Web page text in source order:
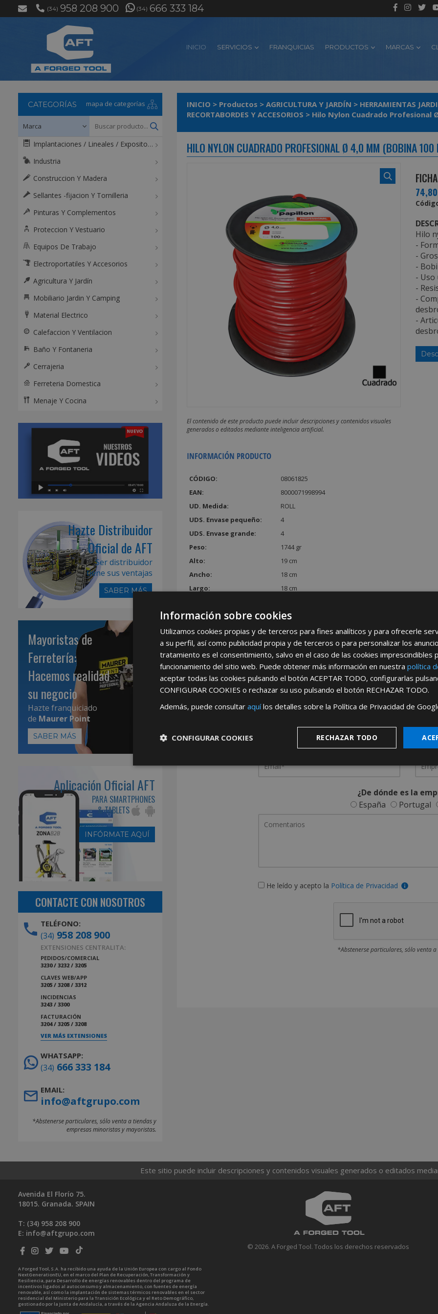
(34) 958 208 900 (34) 666 333 184
INICIO SERVICIOS FRANQUICIAS PRODUCTOS MARCAS
INICIO > Productos > AGRICULTURA Y JARDÍN > HERRAMIENTAS
RECORTABORDES Y ACCESORIOS >
HILO NYLON CUADRADO PROFESIONAL Ø 4,0 MM (BOBINA 100
El contenido de este producto puede incluir descripciones y contenidos visuales
generados o editados mediante inteligencia artificial.
INFORMACIÓN PRODUCTO
CÓDIGO:
08061825
EAN:
8000071998994
UD. Medida:
ROLL
UDS. Envase pequeño:
4
UDS. Envase grande:
4
Peso:
1744 gr
Alto:
19 cm
Ancho:
18 cm
Largo:
18 cm
Hilo
-
-
-
- Uso
-
-
-
REGÍSTRATE PARA HACERTE
Desdeaquípodrá ver todas las
Rellene este formulario y nos pondremos en contacto
¿De dónde es la
España
Portugal
He leído y acepto la Política de Privacidad
*Abstenerse particulares, sólo venta
CATEGORÍAS mapa de categorías
Implantaciones / Lineales / Expositores / Mostradores
Industria
Construccion Y Madera
Sellantes -fijacion Y Tornilleria
Pinturas Y Complementos
Proteccion Y Vestuario
Equipos De Trabajo
Electroportatiles Y Accesorios
Agricultura Y Jardín
Mobiliario Jardin Y Camping
Material Electrico
Calefaccion Y Ventilacion
Baño Y Fontaneria
Cerrajeria
Ferreteria Domestica
Menaje Y Cocina
Hazte Distribuidor
Oficial de AFT
Ser distribuidor
tiene sus ventajas
SABER MÁS
Mayoristas de
Ferretería:
Hacemos realidad
su negocio
Hazte franquiciado
de Maurer Point
SABER MÁS
Aplicación Oficial AFT
PARA SMARTPHONES
& TABLETS
INFÓRMATE AQUÍ
CONTACTE CON NOSOTROS
TELÉFONO:
(34) 958 208 900
EXTENSIONES CENTRALITA:
PEDIDOS/COMERCIAL
3230 / 3232 / 3205
CLAVES WEB/APP
3205 / 3208 / 3312
INCIDENCIAS
3243 / 3300
FACTURACIÓN
3204 / 3205 / 3208
VER MÁS EXTENSIONES
WHATSAPP:
(34) 666 333 184
EMAIL:
info@aftgrupo.com
*Abstenerse particulares, sólo venta a tiendas y
empresas minoristas y mayoristas.
Este sitio puede incluir descripciones y contenidos visuales generados o editados
© 2026. A Forged Tool. Todos los derechos reservados
Avenida El Florío 75.
18015. Granada. SPAIN
T: (34) 958 208 900
E: info@aftgrupo.com
A Forged Tool, S.A. ha recibido una ayuda de la Unión Europea con cargo al Fondo
NextGenerationEU, en el marco del Plan de Recuperación, Transformación y
Resiliencia, para Desarrollo de energías renovables dentro del programa de
incentivos ligados al autoconsumo y almacenamiento, con fuentes de energía
renovable, así como la implantación de sistemas térmicos renovables en el sector
residencial del Ministerio para la Transición Ecológica y el Reto Demográfico,
gestionado por la Junta de Andalucía, a través de la Agencia Andaluza de la Energía.
Información sobre cookies
Utilizamos cookies propias y de terceros para fines analíticos y para ofrecerle
a su perfil, así como publicidad propia y de terceros o para personalizar los
tratamiento es el consentimiento, salvo en el caso de las cookies imprescindibles
funcionamiento del sitio web. Puede obtener más información en nuestra política
aceptar todas las cookies pulsando el botón ACEPTAR TODO, configurarlas
CONFIGURAR COOKIES o rechazar su uso pulsando el botón RECHAZAR TODO.
Además, puede consultar aquílos detalles sobre la Política de Privacidad de
RECHAZAR TODO
CONFIGURAR COOKIES